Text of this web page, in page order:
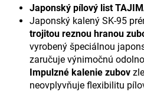
Japonský pílový list
Japonský kalený SK-95
trojitou reznou hranou
vyrobený špeciálnou
zaručuje výnimočnú
Impulzné kalenie zubov
neovplyvňuje flexibilitu